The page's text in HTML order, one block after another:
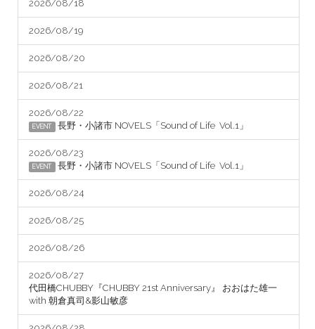
2026/08/18
2026/08/19
2026/08/20
2026/08/21
2026/08/22
EVENT 長野・小諸市 NOVELS「Sound of Life Vol.1」
2026/08/23
EVENT 長野・小諸市 NOVELS「Sound of Life Vol.1」
2026/08/24
2026/08/25
2026/08/26
2026/08/27
代田橋CHUBBY『CHUBBY 21st Anniversary』 おおはた雄一
with 朝倉真司&影山敏彦